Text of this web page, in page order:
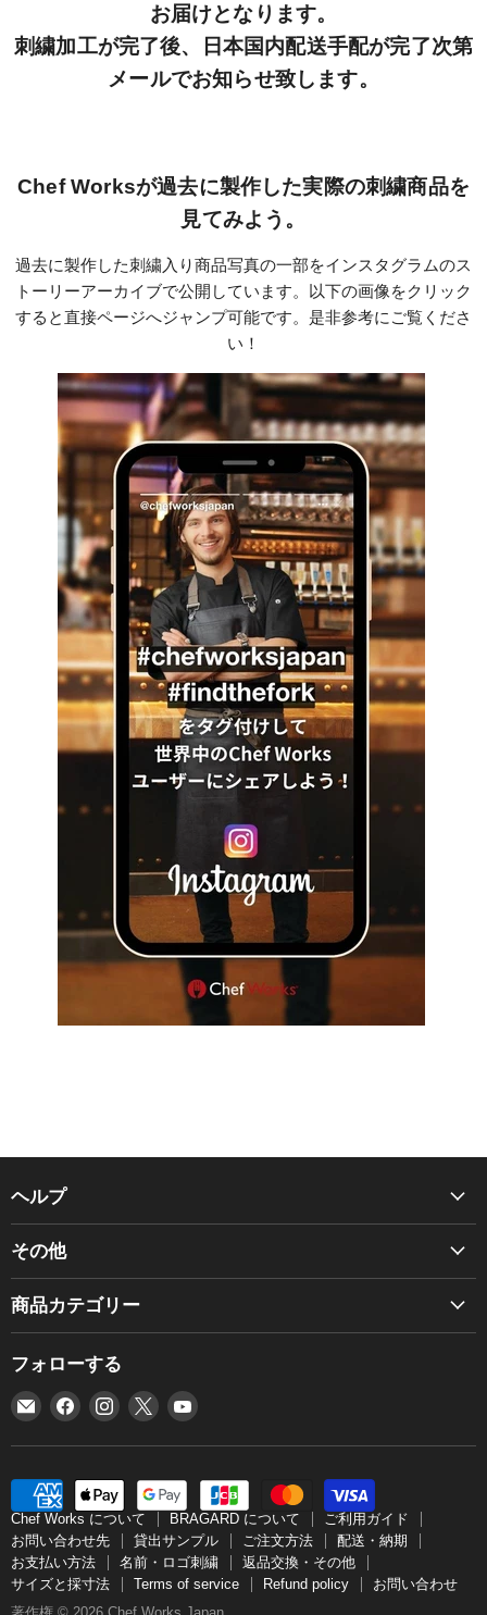
お届けとなります。
刺繍加工が完了後、日本国内配送手配が完了次第
メールでお知らせ致します。
Chef Worksが過去に製作した実際の刺繍商品を
見てみよう。
過去に製作した刺繍入り商品写真の一部をインスタグラムのス
トーリーアーカイブで公開しています。以下の画像をクリック
すると直接ページへジャンプ可能です。是非参考にご覧くださ
い！
ヘルプ
ご利用ガイド
お問い合わせ先
貸出サンプル
ご注文方法
名前・ロゴ刺繍
返品交換・その他
サイズと採寸法
Terms of service
その他
個人情報保護方針
利用規約
グローバルネットワーク
特定商取引法
商品カテゴリー
NEW
エプロン
コックコート
帽子
アクセサリー
パンツ
ベスト
フォローする
E
ル
で
見
つ
け
Facebook
つ
け
て
く
だ
Instagram
つ
け
て
く
だ
X
つ
け
て
く
だ
YouTube
つ
け
て
く
だ
Chef Works について BRAGARD について
ご利用ガイド
お問い合わせ先
貸出サンプル ご注文方法
配送・納期
お支払い方法
名前・ロゴ刺繍
返品交換・その他
サイズと採寸法
Terms of service Refund policy
お問い合わせ